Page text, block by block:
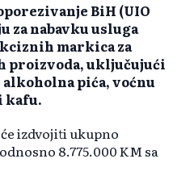
BiH (UIO
za nabavku usluga
markica za
proizvoda, uključujući
pića, voćnu
kafu.
izdvojiti ukupno
8.775.000 KM sa